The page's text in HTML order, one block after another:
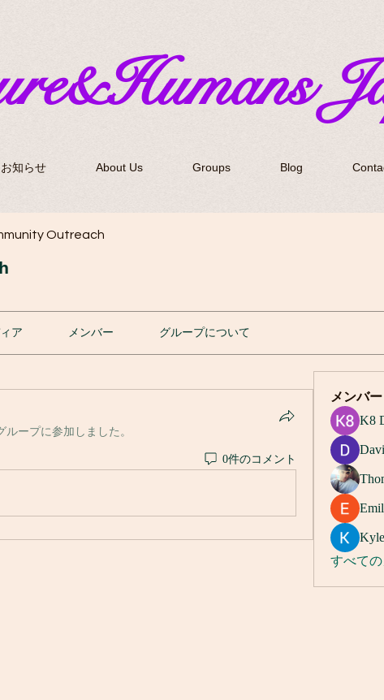
お知らせ About Us Groups Blog
Outreach
ア メンバー グループについて
ループに参加しました。
0件のコメント
メンバー
K8
すべての